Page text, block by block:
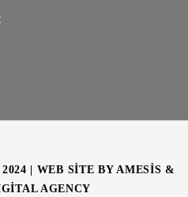
| WEB SITE BY AMESIS &
AGENCY